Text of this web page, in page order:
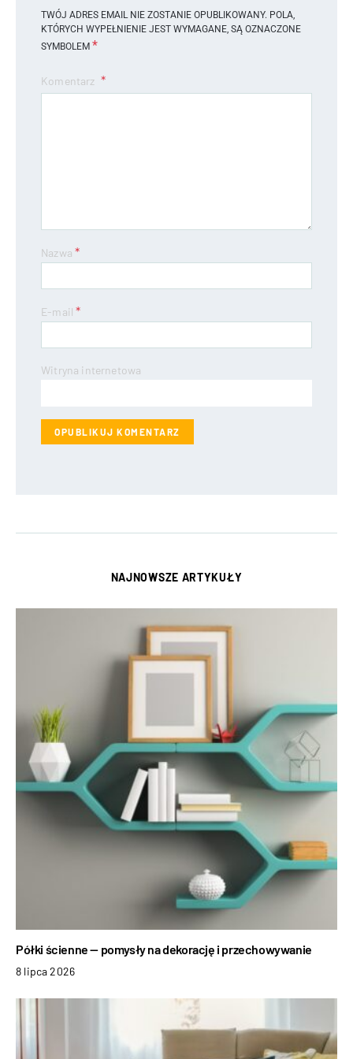
TWÓJ ADRES EMAIL NIE ZOSTANIE OPUBLIKOWANY. POLA,
KTÓRYCH WYPEŁNIENIE JEST WYMAGANE, SĄ OZNACZONE
SYMBOLEM *
Komentarz
Nazwa*
E-mail*
Witryna internetowa
NAJNOWSZE ARTYKUŁY
Półki ścienne — pomysły na dekorację i przechowywanie
8 lipca 2026